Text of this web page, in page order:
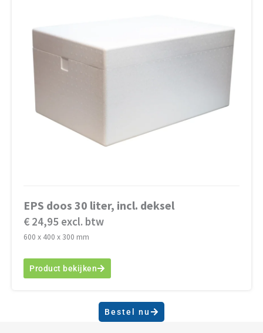
EPS doos 30 liter, incl. deksel
€ 24,95 excl. btw
600 x 400 x 300 mm
Product bekijken
Bestel nu